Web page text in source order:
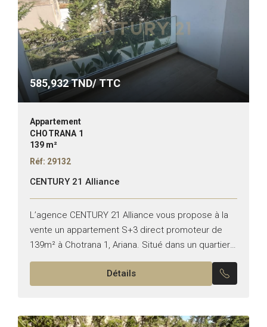
585,932TND/ TTC
Appartement
CHOTRANA 1
139 m²
Réf: 29132
CENTURY 21 Alliance
L’agence CENTURY 21 Alliance vous propose à la
vente un appartement S+3 direct promoteur de
139m² à Chotrana 1, Ariana. Situé dans un quartier
résidentiel recherché, cet appartement de haut
standing, construit...Détails